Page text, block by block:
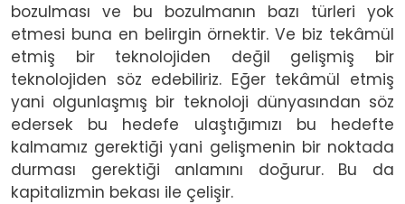
bozulması ve bu bozulmanın bazı türleri yok
etmesi buna en belirgin örnektir. Ve biz tekâmül
etmiş bir teknolojiden değil gelişmiş bir
teknolojiden söz edebiliriz. Eğer tekâmül etmiş
yani olgunlaşmış bir teknoloji dünyasından söz
edersek bu hedefe ulaştığımızı bu hedefte
kalmamız gerektiği yani gelişmenin bir noktada
durması gerektiği anlamını doğurur. Bu da
kapitalizmin bekası ile çelişir.